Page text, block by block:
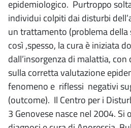
epidemiologico. Purtroppo
individui colpiti dai disturbi
un trattamento (problema
così ,spesso, la cura è iniziata
dall’insorgenza di malattia,
sulla corretta valutazione
fenomeno e riflessi negativi
(outcome). Il Centro per i
3 Genovese nasce nel 2004. Si